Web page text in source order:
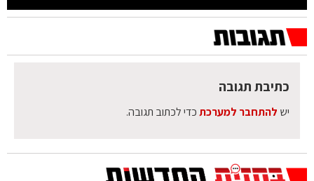
כתיבת תגובה
יש להתחבר למערכתכדי לכתוב תגובה.